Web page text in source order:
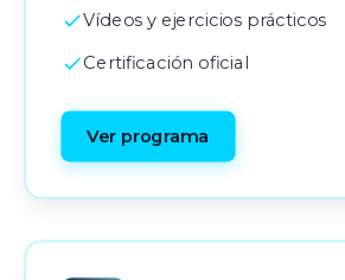
Vídeos y ejercicios prácticos
Certificación oficial
Ver programa